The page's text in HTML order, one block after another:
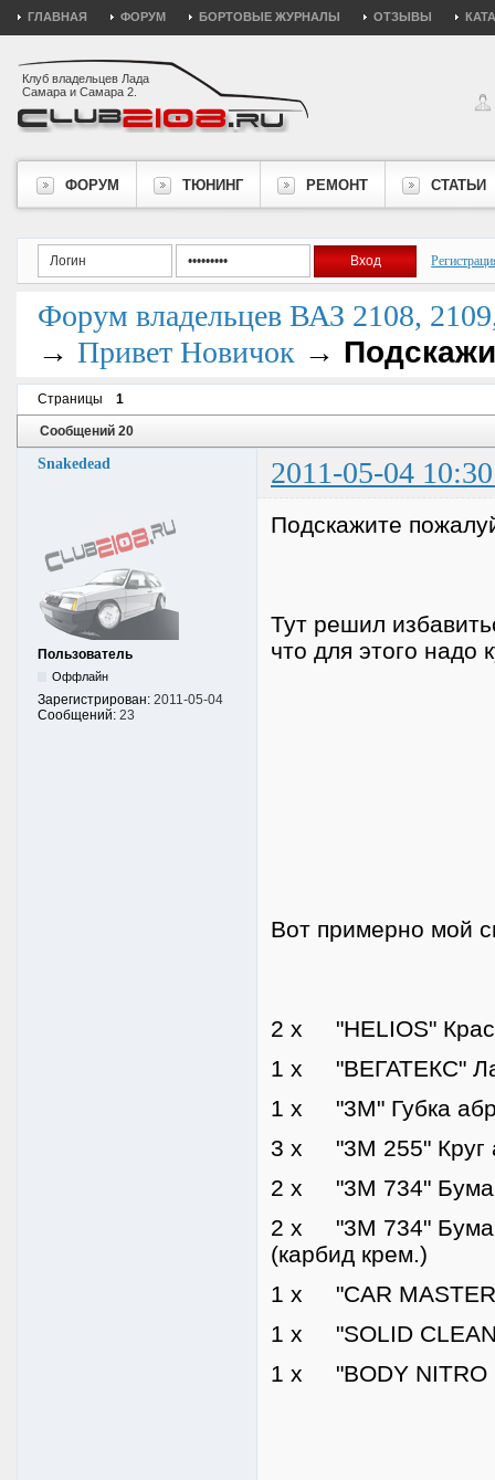
ГЛАВНАЯ ФОРУМ БОРТОВЫЕ ЖУРНАЛЫ ОТЗЫВЫ
Клуб владельцев Лада
Самара и Самара 2.
ФОРУМ ТЮНИНГ РЕМОНТ СТАТЬИ
Форум владельцев ВАЗ 2108,
→ Привет Новичок →
Страницы 1
Сообщений 20
Snakedead 2011-05-04
Пользователь
Оффлайн
Зарегистрирован: 2011-05-04
Сообщений: 23
Подскажите
Тут решил
что для этого надо
Вот примерно мой
2 x "HELIOS"
1 x "ВЕГАТЕКС"
1 x "3M" Губка
3 x "3M 255" Круг
2 x "3M 734"
2 x "3M 734"
(карбид крем.)
1 x "CAR
1 x "SOLID
1 x "BODY NITRO